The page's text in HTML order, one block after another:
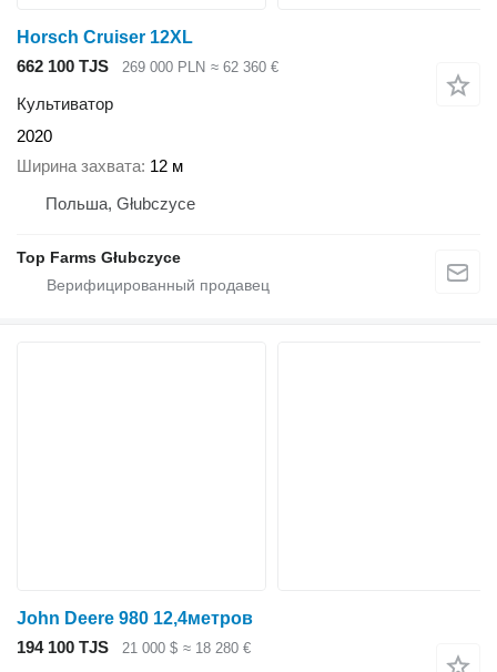
Horsch Cruiser 12XL
662 100 TJS
269 000 PLN ≈ 62 360 €
Культиватор
2020
Ширина захвата 12 м
Польша, Głubczyce
Top Farms Głubczyce
John Deere 980 12,4метров
194 100 TJS
21 000 $ ≈ 18 280 €